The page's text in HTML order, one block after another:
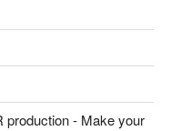
production - Make your